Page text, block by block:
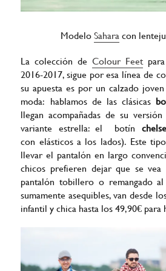
ModeloSaharacon
La colección deColour Feetpara
2016-2017, sigue por esa línea de
su apuesta es por un calzado
moda: hablamos de las clásicas
llegan acompañadas de su
variante estrella: el botín
con elásticos a los lados). Este
llevar el pantalón en largo
chicos prefieren dejar que se
pantalón tobillero o remangado
sumamente asequibles, van desde
infantil y chica hasta los 49,90€ para